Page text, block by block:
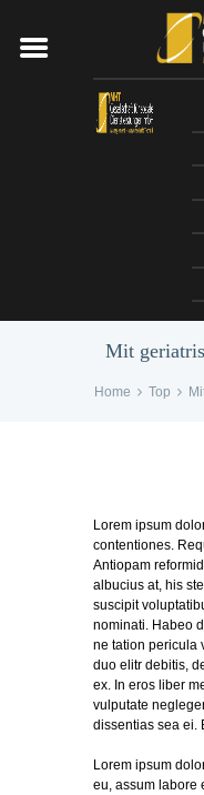
Mit
Home Top
Lorem ipsum
contentiones.
Antiopam
albucius at, his
suscipit
nominati. Habeo
ne tation pericula
duo elitr debitis,
ex. In eros liber
vulputate
dissentias sea ei.
Lorem ipsum
eu, assum labore